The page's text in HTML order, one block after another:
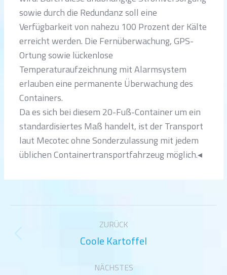
sowie durch die Redundanz soll eine
Verfügbarkeit von nahezu 100 Prozent der Kälte
erreicht werden. Die Fernüberwachung, GPS-
Ortung sowie lückenlose
Temperaturaufzeichnung mit Alarmsystem
erlauben eine permanente Überwachung des
Containers.
Da es sich bei diesem 20-Fuß-Container um ein
standardisiertes Maß handelt, ist der Transport
laut Mecotec ohne Sonderzulassung mit jedem
üblichen Containertransportfahrzeug möglich.◂
Kommentarnavigation
ZURÜCK
Vorheriger
Coole Kartoffel
NÄCHSTES